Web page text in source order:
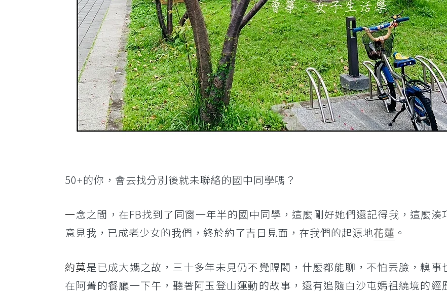
50+的你，會去找分別後就未聯絡的國中同學嗎？
一念之間，在FB找到了同窗一年半的國中同學，這麼剛好她們還記得我，這麼湊
意見我，已成老少女的我們，終於約了吉日見面，在我們的起源地花蓮 。
約莫是已成大媽之故，三十多年未見仍不覺隔閡，什麼都能聊，不怕丟臉，糗事
在阿菁的餐廳一下午，聽著阿玉登山運動的故事，還有追隨白沙屯媽祖繞境的經